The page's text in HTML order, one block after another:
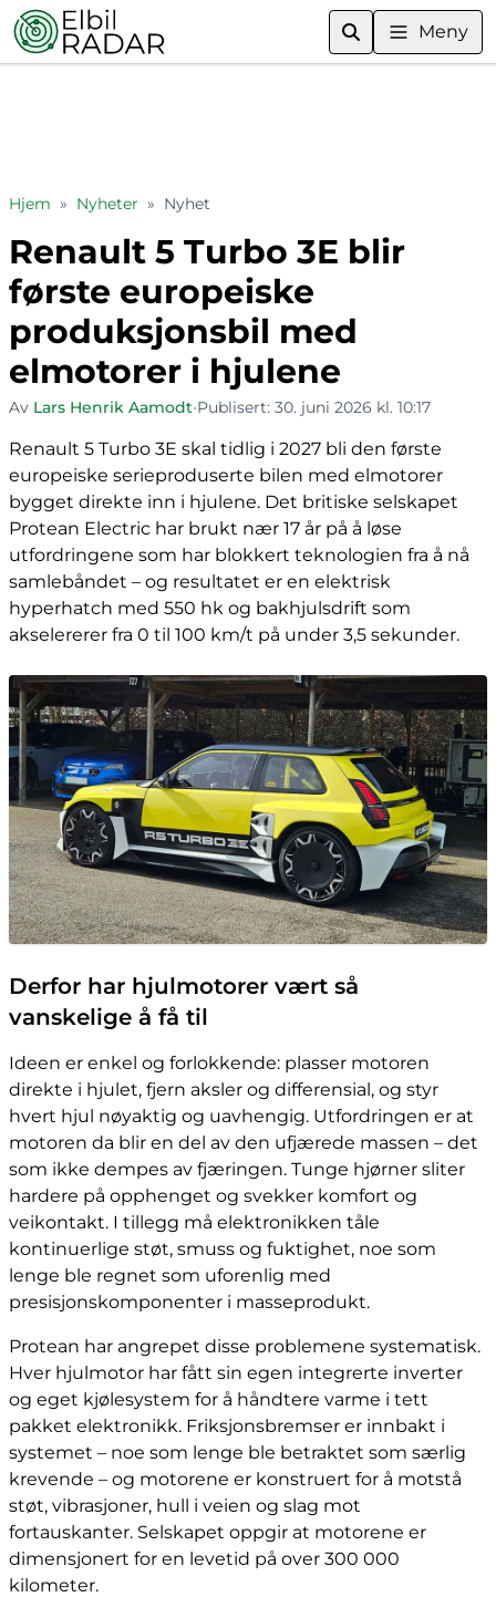
Meny
Hjem » Nyheter » Nyhet
Renault 5 Turbo 3E blir
første europeiske
produksjonsbil med
elmotorer i hjulene
Av Lars Henrik Aamodt•Publisert: 30. juni 2026 kl. 10:17
Renault 5 Turbo 3E skal tidlig i 2027 bli den første
europeiske serieproduserte bilen med elmotorer
bygget direkte inn i hjulene. Det britiske selskapet
Protean Electric har brukt nær 17 år på å løse
utfordringene som har blokkert teknologien fra å nå
samlebåndet – og resultatet er en elektrisk
hyperhatch med 550 hk og bakhjulsdrift som
akselererer fra 0 til 100 km/t på under 3,5 sekunder.
Derfor har hjulmotorer vært så
vanskelige å få til
Ideen er enkel og forlokkende: plasser motoren
direkte i hjulet, fjern aksler og differensial, og styr
hvert hjul nøyaktig og uavhengig. Utfordringen er at
motoren da blir en del av den ufjærede massen – det
som ikke dempes av fjæringen. Tunge hjørner sliter
hardere på opphenget og svekker komfort og
veikontakt. I tillegg må elektronikken tåle
kontinuerlige støt, smuss og fuktighet, noe som
lenge ble regnet som uforenlig med
presisjonskomponenter i masseprodukt.
Protean har angrepet disse problemene systematisk.
Hver hjulmotor har fått sin egen integrerte inverter
og eget kjølesystem for å håndtere varme i tett
pakket elektronikk. Friksjonsbremser er innbakt i
systemet – noe som lenge ble betraktet som særlig
krevende – og motorene er konstruert for å motstå
støt, vibrasjoner, hull i veien og slag mot
fortauskanter. Selskapet oppgir at motorene er
dimensjonert for en levetid på over 300 000
kilometer.